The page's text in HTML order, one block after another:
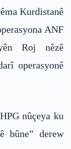
Kurdistanê
ANF
Roj nêzê
operasyonê
nûçeya ku
bûne” derew